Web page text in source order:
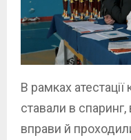
В рамках
ставали в
вправи й